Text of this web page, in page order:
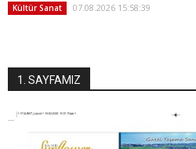
Kültür Sanat 07.08.2026 15:58:39
1. SAYFAMIZ